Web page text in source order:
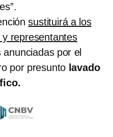
sustituirá a los
representantes
por el
por presunto lavado